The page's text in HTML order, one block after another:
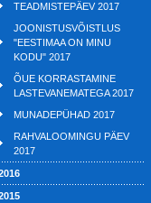
TEADMISTEPÄEV 2017
JOONISTUSVÕISTLUS
"EESTIMAA ON MINU
KODU" 2017
ÕUE KORRASTAMINE
LASTEVANEMATEGA 2017
MUNADEPÜHAD 2017
RAHVALOOMINGU PÄEV
2017